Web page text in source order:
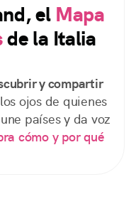
el Mapa
de la Italia
y compartir
ojos de quienes
países y da voz
cómo y por qué